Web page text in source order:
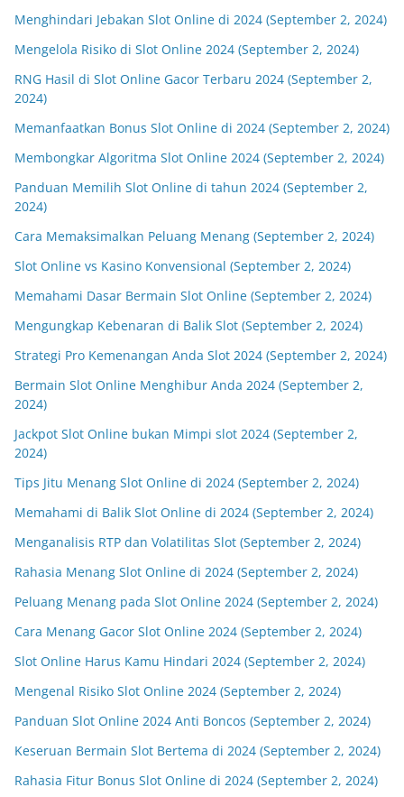
Menghindari Jebakan Slot Online di 2024 (September 2, 2024)
Mengelola Risiko di Slot Online 2024 (September 2, 2024)
RNG Hasil di Slot Online Gacor Terbaru 2024 (September 2,
2024)
Memanfaatkan Bonus Slot Online di 2024 (September 2, 2024)
Membongkar Algoritma Slot Online 2024 (September 2, 2024)
Panduan Memilih Slot Online di tahun 2024 (September 2,
2024)
Cara Memaksimalkan Peluang Menang (September 2, 2024)
Slot Online vs Kasino Konvensional (September 2, 2024)
Memahami Dasar Bermain Slot Online (September 2, 2024)
Mengungkap Kebenaran di Balik Slot (September 2, 2024)
Strategi Pro Kemenangan Anda Slot 2024 (September 2, 2024)
Bermain Slot Online Menghibur Anda 2024 (September 2,
2024)
Jackpot Slot Online bukan Mimpi slot 2024 (September 2,
2024)
Tips Jitu Menang Slot Online di 2024 (September 2, 2024)
Memahami di Balik Slot Online di 2024 (September 2, 2024)
Menganalisis RTP dan Volatilitas Slot (September 2, 2024)
Rahasia Menang Slot Online di 2024 (September 2, 2024)
Peluang Menang pada Slot Online 2024 (September 2, 2024)
Cara Menang Gacor Slot Online 2024 (September 2, 2024)
Slot Online Harus Kamu Hindari 2024 (September 2, 2024)
Mengenal Risiko Slot Online 2024 (September 2, 2024)
Panduan Slot Online 2024 Anti Boncos (September 2, 2024)
Keseruan Bermain Slot Bertema di 2024 (September 2, 2024)
Rahasia Fitur Bonus Slot Online di 2024 (September 2, 2024)